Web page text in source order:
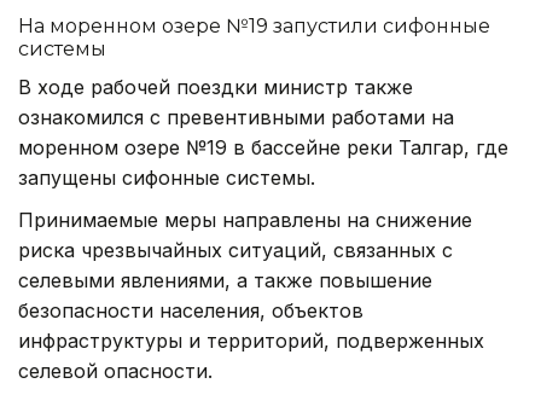
На моренном озере №19 запустили сифонные
системы
В ходе рабочей поездки министр также
ознакомился с превентивными работами на
моренном озере №19 в бассейне реки Талгар, где
запущены сифонные системы.
Принимаемые меры направлены на снижение
риска чрезвычайных ситуаций, связанных с
селевыми явлениями, а также повышение
безопасности населения, объектов
инфраструктуры и территорий, подверженных
селевой опасности.